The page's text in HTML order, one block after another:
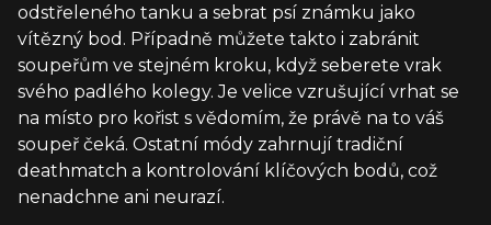
odstřeleného tanku a sebrat psí známku jako
vítězný bod. Případně můžete takto i zabránit
soupeřům ve stejném kroku, když seberete vrak
svého padlého kolegy. Je velice vzrušující vrhat se
na místo pro kořist s vědomím, že právě na to váš
soupeř čeká. Ostatní módy zahrnují tradiční
deathmatch a kontrolování klíčových bodů, což
nenadchne ani neurazí.